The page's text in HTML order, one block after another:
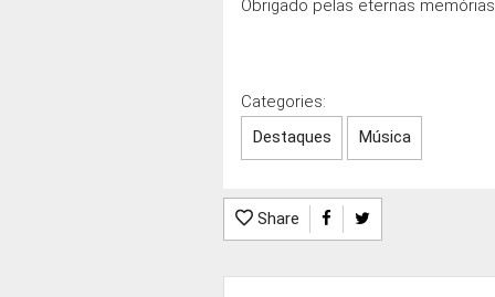
Obrigado pelas eternas
Categories:
Destaques
Música
Share